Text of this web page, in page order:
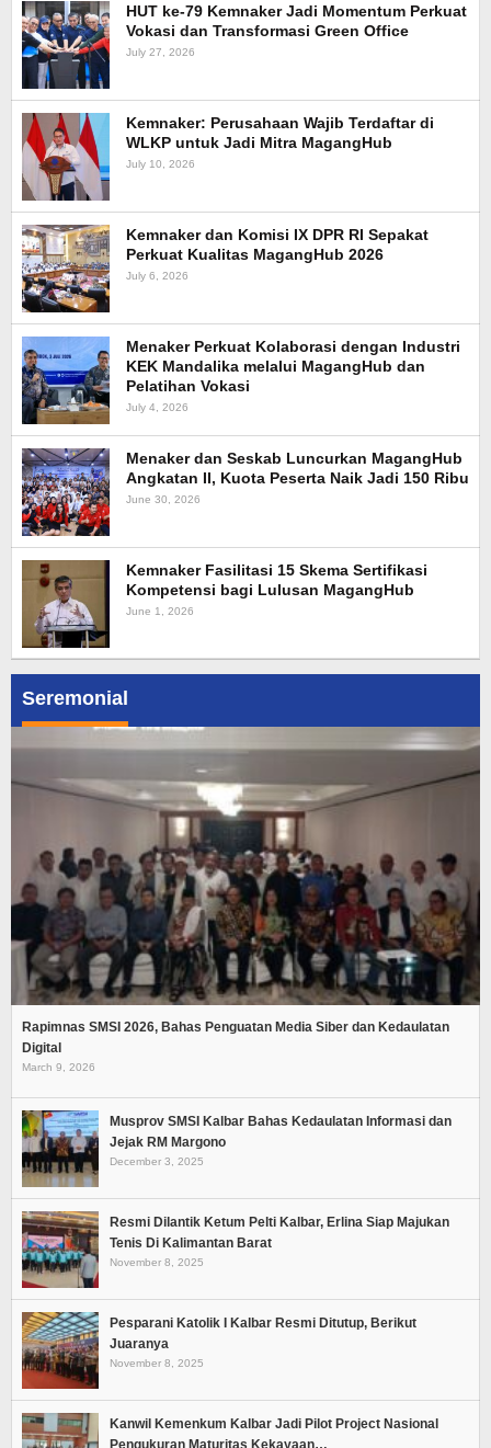
Seremonial
Rapimnas SMSI 2026, Bahas Penguatan Media Siber dan Kedaulatan
Digital
March 9, 2026
Musprov SMSI Kalbar Bahas Kedaulatan Informasi dan
Jejak RM Margono
December 3, 2025
Resmi Dilantik Ketum Pelti Kalbar, Erlina Siap Majukan
Tenis Di Kalimantan Barat
November 8, 2025
Pesparani Katolik I Kalbar Resmi Ditutup, Berikut
Juaranya
November 8, 2025
Kanwil Kemenkum Kalbar Jadi Pilot Project Nasional
Pengukuran Maturitas Kekayaan…
HUT ke-79 Kemnaker Jadi Momentum Perkuat
Vokasi dan Transformasi Green Office
July 27, 2026
Kemnaker: Perusahaan Wajib Terdaftar di
WLKP untuk Jadi Mitra MagangHub
July 10, 2026
Kemnaker dan Komisi IX DPR RI Sepakat
Perkuat Kualitas MagangHub 2026
July 6, 2026
Menaker Perkuat Kolaborasi dengan Industri
KEK Mandalika melalui MagangHub dan
Pelatihan Vokasi
July 4, 2026
Menaker dan Seskab Luncurkan MagangHub
Angkatan II, Kuota Peserta Naik Jadi 150 Ribu
June 30, 2026
Kemnaker Fasilitasi 15 Skema Sertifikasi
Kompetensi bagi Lulusan MagangHub
June 1, 2026